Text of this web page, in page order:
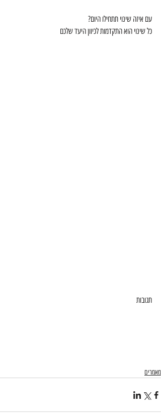
עם איזה שינוי תתחילו היום?
כל שינוי הוא התקדמות לכיוון היעד שלכם
תגובות
מאמרים